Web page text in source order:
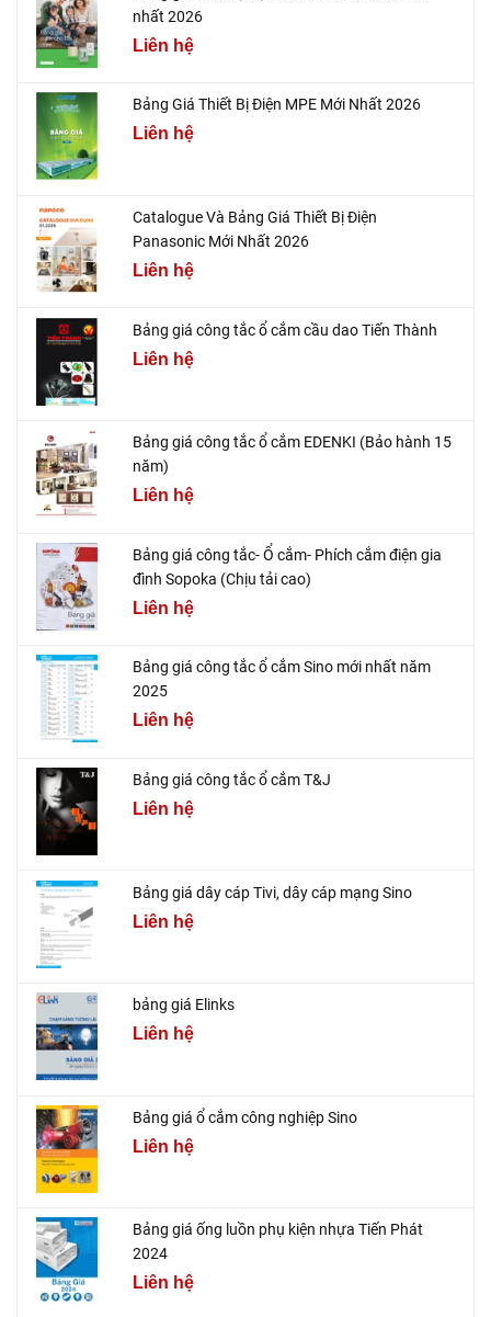
nhất 2026
Liên hệ
Bảng Giá Thiết Bị Điện MPE Mới Nhất 2026
Liên hệ
Catalogue Và Bảng Giá Thiết Bị Điện
Panasonic Mới Nhất 2026
Liên hệ
Bảng giá công tắc ổ cắm cầu dao Tiến Thành
Liên hệ
Bảng giá công tắc ổ cắm EDENKI (Bảo hành 15
năm)
Liên hệ
Bảng giá công tắc- Ổ cắm- Phích cắm điện gia
đình Sopoka (Chịu tải cao)
Liên hệ
Bảng giá công tắc ổ cắm Sino mới nhất năm
2025
Liên hệ
Bảng giá công tắc ổ cắm T&J
Liên hệ
Bảng giá dây cáp Tivi, dây cáp mạng Sino
Liên hệ
bảng giá Elinks
Liên hệ
Bảng giá ổ cắm công nghiệp Sino
Liên hệ
Bảng giá ống luồn phụ kiện nhựa Tiến Phát
2024
Liên hệ